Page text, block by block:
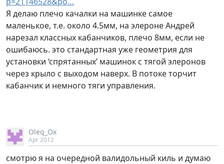
Я делаю плечо качалки на машинке самое
маленькое, т.е. около 4.5мм, на элероне Андрей
нарезал классных кабанчиков, плечо 8мм, если не
ошибаюсь. это стандартная уже геометрия для
установки ‘спрятанных’ машинок с тягой элеронов
через крыло с выходом наверх. В потоке торчит
кабанчик и немного тяги управления.
Oleg_Ox
Apr 2012
смотрю я на очередной валидольный киль и думаю